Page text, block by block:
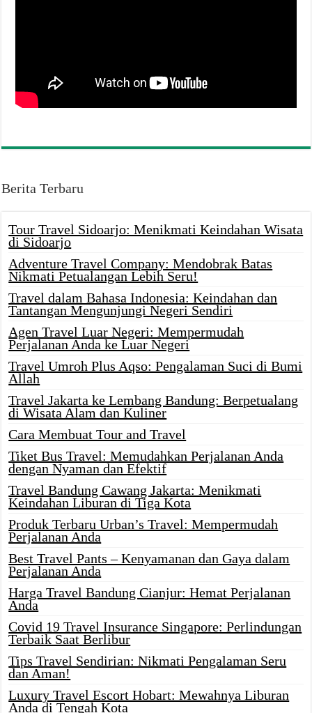
Berita Terbaru
Tour Travel Sidoarjo: Menikmati Keindahan Wisata
di Sidoarjo
Adventure Travel Company: Mendobrak Batas
Nikmati Petualangan Lebih Seru!
Travel dalam Bahasa Indonesia: Keindahan dan
Tantangan Mengunjungi Negeri Sendiri
Agen Travel Luar Negeri: Mempermudah
Perjalanan Anda ke Luar Negeri
Travel Umroh Plus Aqso: Pengalaman Suci di Bumi
Allah
Travel Jakarta ke Lembang Bandung: Berpetualang
di Wisata Alam dan Kuliner
Cara Membuat Tour and Travel
Tiket Bus Travel: Memudahkan Perjalanan Anda
dengan Nyaman dan Efektif
Travel Bandung Cawang Jakarta: Menikmati
Keindahan Liburan di Tiga Kota
Produk Terbaru Urban’s Travel: Mempermudah
Perjalanan Anda
Best Travel Pants – Kenyamanan dan Gaya dalam
Perjalanan Anda
Harga Travel Bandung Cianjur: Hemat Perjalanan
Anda
Covid 19 Travel Insurance Singapore: Perlindungan
Terbaik Saat Berlibur
Tips Travel Sendirian: Nikmati Pengalaman Seru
dan Aman!
Luxury Travel Escort Hobart: Mewahnya Liburan
Anda di Tengah Kota